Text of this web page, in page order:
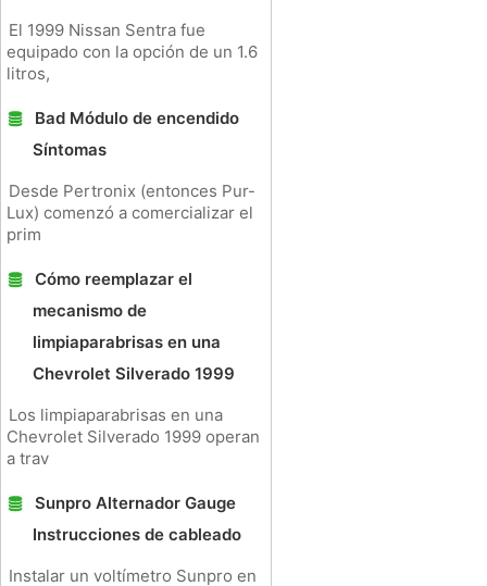
El 1999 Nissan Sentra fue
equipado con la opción de un 1.6
litros,
Bad Módulo de encendido
Síntomas
Desde Pertronix (entonces Pur-
Lux) comenzó a comercializar el
prim
Cómo reemplazar el
mecanismo de
limpiaparabrisas en una
Chevrolet Silverado 1999
Los limpiaparabrisas en una
Chevrolet Silverado 1999 operan
a trav
Sunpro Alternador Gauge
Instrucciones de cableado
Instalar un voltímetro Sunpro en